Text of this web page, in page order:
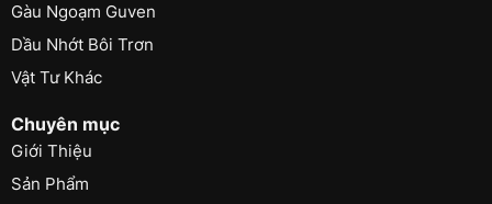
Gàu Ngoạm Guven
Dầu Nhớt Bôi Trơn
Vật Tư Khác
Chuyên mục
Giới Thiệu
Sản Phẩm